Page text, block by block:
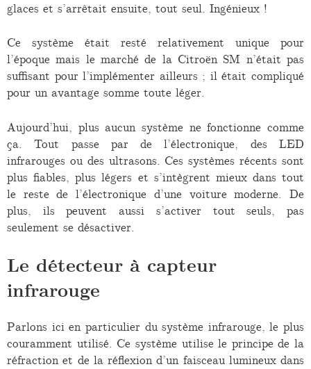
glaces et s’arrêtait ensuite, tout seul. Ingénieux !
Ce système était resté relativement unique pour
l’époque mais le marché de la Citroën SM n’était pas
suffisant pour l’implémenter ailleurs ; il était compliqué
pour un avantage somme toute léger.
Aujourd’hui, plus aucun système ne fonctionne comme
ça. Tout passe par de l’électronique, des LED
infrarouges ou des ultrasons. Ces systèmes récents sont
plus fiables, plus légers et s’intègrent mieux dans tout
le reste de l’électronique d’une voiture moderne. De
plus, ils peuvent aussi s’activer tout seuls, pas
seulement se désactiver.
Le détecteur à capteur
infrarouge
Parlons ici en particulier du système infrarouge, le plus
couramment utilisé. Ce système utilise le principe de la
réfraction et de la réflexion d’un faisceau lumineux dans